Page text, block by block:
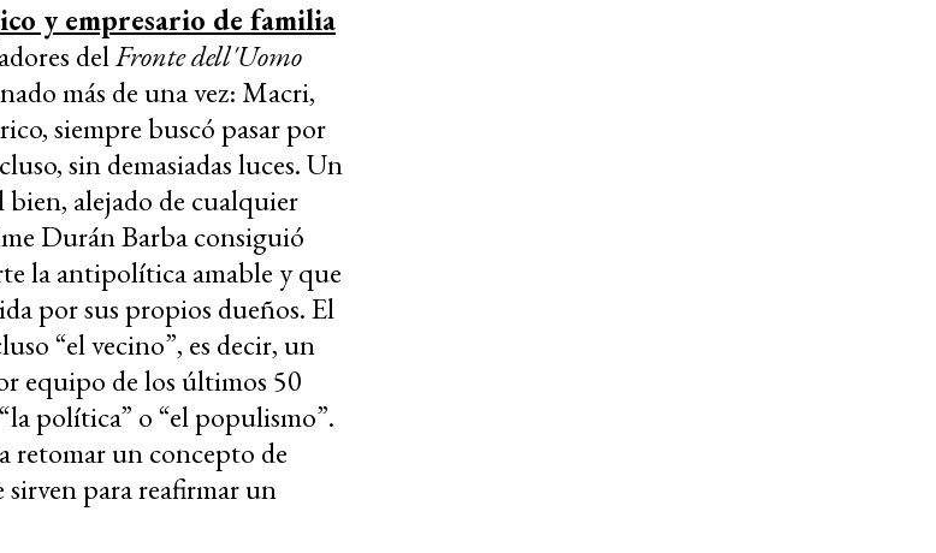
y empresario de familia
delFronte dell'Uomo
más de una vez: Macri,
siempre buscó pasar por
sin demasiadas luces. Un
alejado de cualquier
Durán Barba consiguió
la antipolítica amable y que
por sus propios dueños. El
“el vecino”, es decir, un
equipo de los últimos 50
política” o “el populismo”.
retomar un concepto de
para reafirmar un